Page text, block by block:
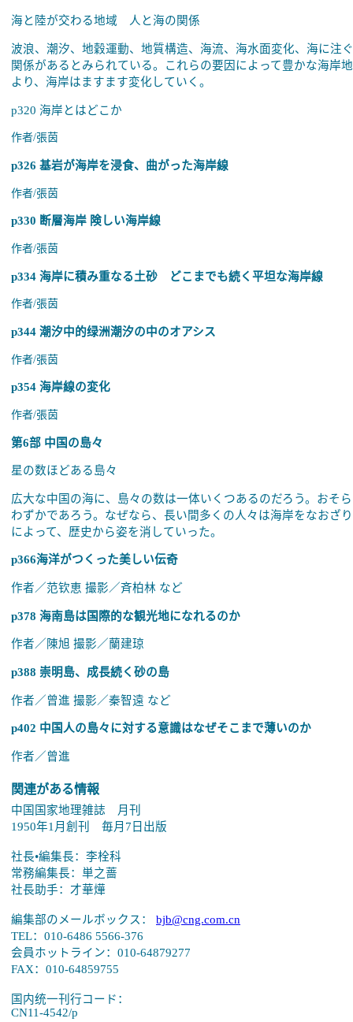
海と陸が交わる地域 人と海の関係
波浪、潮汐、地穀運動、地質構造、海流、海水面変化、海に注
関係があるとみられている。これらの要因によって豊かな海岸
より、海岸はますます変化していく。
p320 海岸とはどこか
作者/張茵
p326 基岩が海岸を浸食、曲がった海岸線
作者/張茵
p330 断層海岸 険しい海岸線
作者/張茵
p334 海岸に積み重なる土砂 どこまでも続く平坦な海岸線
作者/張茵
p344 潮汐中的绿洲潮汐の中のオアシス
作者/張茵
p354 海岸線の変化
作者/張茵
第6部 中国の島々
星の数ほどある島々
広大な中国の海に、島々の数は一体いくつあるのだろう。おそ
わずかであろう。なぜなら、長い間多くの人々は海岸をなおざ
によって、歴史から姿を消していった。
p366海洋がつくった美しい伝奇
作者／范钦恵 撮影／斉柏林 など
p378 海南島は国際的な観光地になれるのか
作者／陳旭 撮影／蘭建琼
p388 崇明島、成長続く砂の島
作者／曾進 撮影／秦智遠 など
p402 中国人の島々に対する意識はなぜそこまで薄いのか
作者／曾進
関連がある情報
中国国家地理雑誌 月刊
1950年1月創刊 毎月7日出版
社長•編集長：李栓科
常務編集長：単之蔷
社長助手：才華燁
編集部のメールボックス： bjb@cng.com.cn
TEL：010-6486 5566-376
会員ホットライン：010-64879277
FAX：010-64859755
国内统一刊行コード：
CN11-4542/p